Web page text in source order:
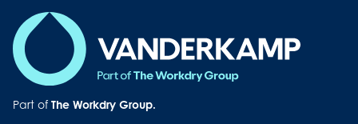
Part of The Workdry Group.